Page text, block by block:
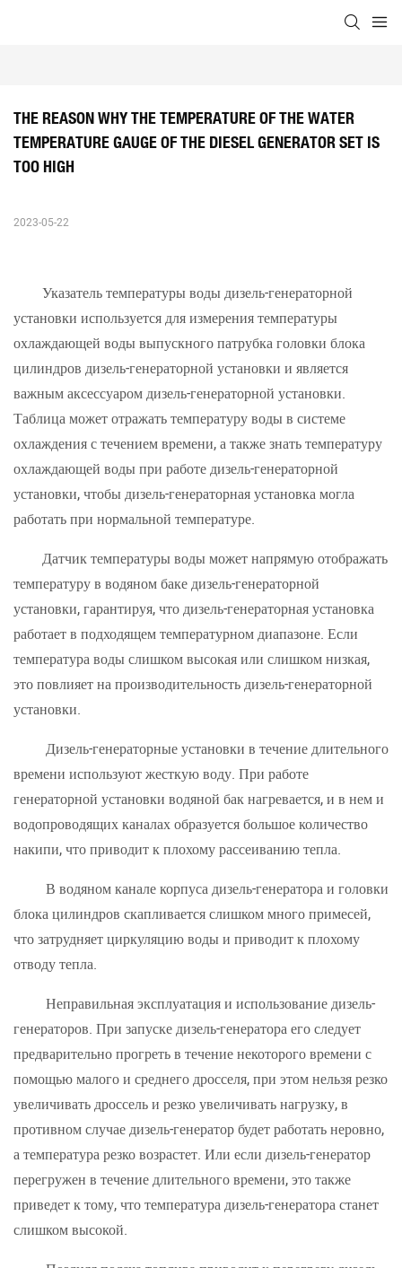
THE REASON WHY THE TEMPERATURE OF THE WATER
TEMPERATURE GAUGE OF THE DIESEL GENERATOR SET IS
TOO HIGH
2023-05-22
Указатель температуры воды дизель-генераторной
установки используется для измерения температуры
охлаждающей воды выпускного патрубка головки блока
цилиндров дизель-генераторной установки и является
важным аксессуаром дизель-генераторной установки.
Таблица может отражать температуру воды в системе
охлаждения с течением времени, а также знать температуру
охлаждающей воды при работе дизель-генераторной
установки, чтобы дизель-генераторная установка могла
работать при нормальной температуре.
Датчик температуры воды может напрямую отображать
температуру в водяном баке дизель-генераторной
установки, гарантируя, что дизель-генераторная установка
работает в подходящем температурном диапазоне. Если
температура воды слишком высокая или слишком низкая,
это повлияет на производительность дизель-генераторной
установки.
Дизель-генераторные установки в течение длительного
времени используют жесткую воду. При работе
генераторной установки водяной бак нагревается, и в нем и
водопроводящих каналах образуется большое количество
накипи, что приводит к плохому рассеиванию тепла.
В водяном канале корпуса дизель-генератора и головки
блока цилиндров скапливается слишком много примесей,
что затрудняет циркуляцию воды и приводит к плохому
отводу тепла.
Неправильная эксплуатация и использование дизель-
генераторов. При запуске дизель-генератора его следует
предварительно прогреть в течение некоторого времени с
помощью малого и среднего дросселя, при этом нельзя резко
увеличивать дроссель и резко увеличивать нагрузку, в
противном случае дизель-генератор будет работать неровно,
а температура резко возрастет. Или если дизель-генератор
перегружен в течение длительного времени, это также
приведет к тому, что температура дизель-генератора станет
слишком высокой.